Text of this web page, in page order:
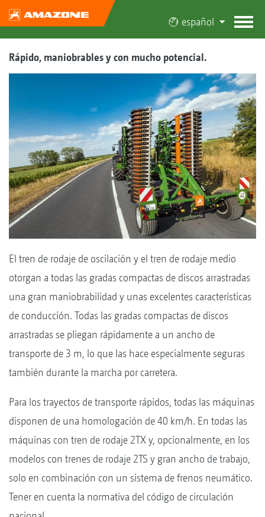
español
Rápido, maniobrables y con mucho potencial.
El tren de rodaje de oscilación y el tren de rodaje medio
otorgan a todas las gradas compactas de discos arrastradas
una gran maniobrabilidad y unas excelentes características
de conducción. Todas las gradas compactas de discos
arrastradas se pliegan rápidamente a un ancho de
transporte de 3 m, lo que las hace especialmente seguras
también durante la marcha por carretera.
Para los trayectos de transporte rápidos, todas las máquinas
disponen de una homologación de 40 km/h. En todas las
máquinas con tren de rodaje 2TX y, opcionalmente, en los
modelos con trenes de rodaje 2TS y gran ancho de trabajo,
solo en combinación con un sistema de frenos neumático.
Tener en cuenta la normativa del código de circulación